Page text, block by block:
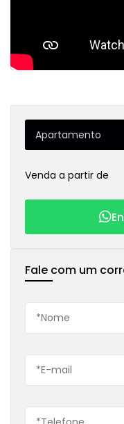
Apartamento
Venda a partir de
Fale com um